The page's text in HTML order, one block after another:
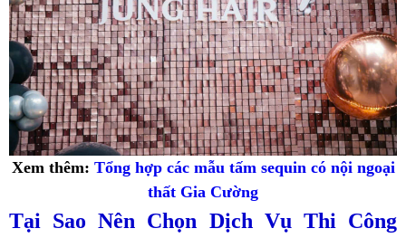
Xem thêm: Tổng hợp các mẫu tấm sequin có nội ngoại
thất Gia Cường
Tại Sao Nên Chọn Dịch Vụ Thi Công